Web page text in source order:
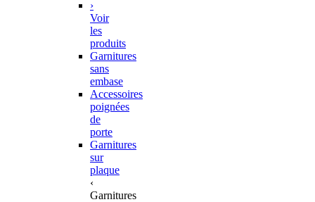
›
Voir
les
produits
Garnitures
sans
embase
Accessoires
poignées
de
porte
Garnitures
sur
plaque
‹
Garnitures